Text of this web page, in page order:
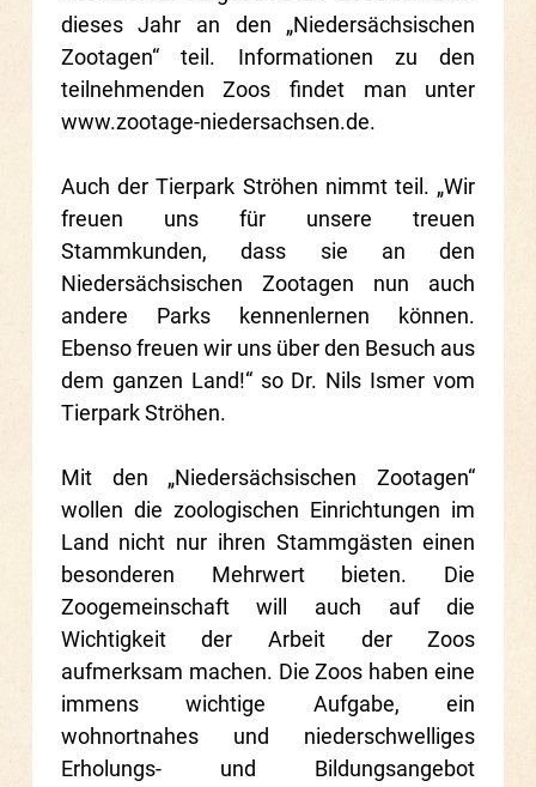
dieses Jahr an den „Niedersächsischen
Zootagen“ teil. Informationen zu den
teilnehmenden Zoos findet man unter
www.zootage-niedersachsen.de.
Auch der Tierpark Ströhen nimmt teil. „Wir
freuen uns für unsere treuen
Stammkunden, dass sie an den
Niedersächsischen Zootagen nun auch
andere Parks kennenlernen können.
Ebenso freuen wir uns über den Besuch aus
dem ganzen Land!“ so Dr. Nils Ismer vom
Tierpark Ströhen.
Mit den „Niedersächsischen Zootagen“
wollen die zoologischen Einrichtungen im
Land nicht nur ihren Stammgästen einen
besonderen Mehrwert bieten. Die
Zoogemeinschaft will auch auf die
Wichtigkeit der Arbeit der Zoos
aufmerksam machen. Die Zoos haben eine
immens wichtige Aufgabe, ein
wohnortnahes und niederschwelliges
Erholungs- und Bildungsangebot